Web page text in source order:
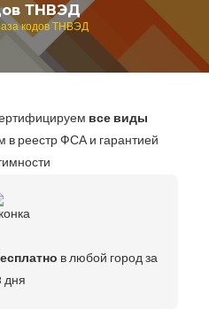
ТНВЭД
кодов ТНВЭД
все виды
в реестр ФСА и гарантией
в любой город за
дня